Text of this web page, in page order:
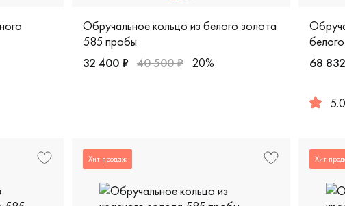
золото 585 пробы, европейская классика, 200-000-454
Обручальное кольцо из белого золота
585 пробы
Женские, мужские, парные, белое золото 585
32 400 ₽ 40 500 ₽ 20% 68
5.0
Хит продаж Хит